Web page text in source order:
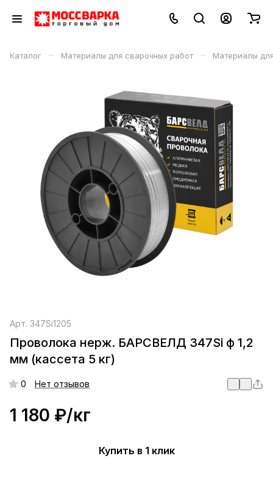
Каталог – Материалы для сварочных работ – Материалы
Арт. 347Si1205
Проволока нерж. БАРСВЕЛД 347Si ф 1,2
мм (кассета 5 кг)
0 Нет отзывов
1 180 ₽/кг
Купить в 1 клик